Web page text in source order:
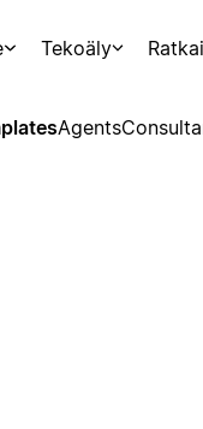
Tekoäly
Agents